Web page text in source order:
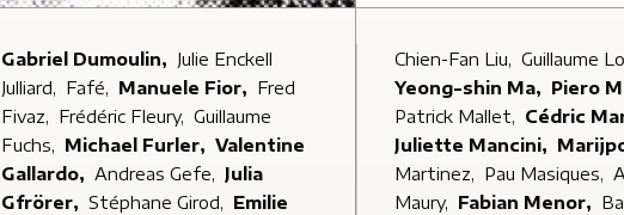
Bile Noire 4
Collectif | septembre 1998
Bile Noire 3
Collectif | mai 1998
Bile Noire 2
Gabriel Dumoulin, Julie Enckell
Julliard, Fafé, Manuele Fior, Fred
Fivaz, Frédéric Fleury, Guillaume
Fuchs,
Michael Furler, Valentine
Gallardo, Andreas Gefe, Julia
Gfrörer, Stéphane Girod, Emilie
Chien-Fan Liu, Guillaume
Yeong-shin Ma, Piero
Patrick Mallet, Cédric
Juliette Mancini,
Martinez, Pau Masiques,
Maury, Fabian Menor,